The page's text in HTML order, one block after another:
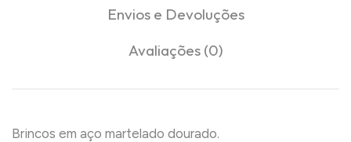
Envios e Devoluções
Avaliações (0)
Brincos em aço martelado dourado.